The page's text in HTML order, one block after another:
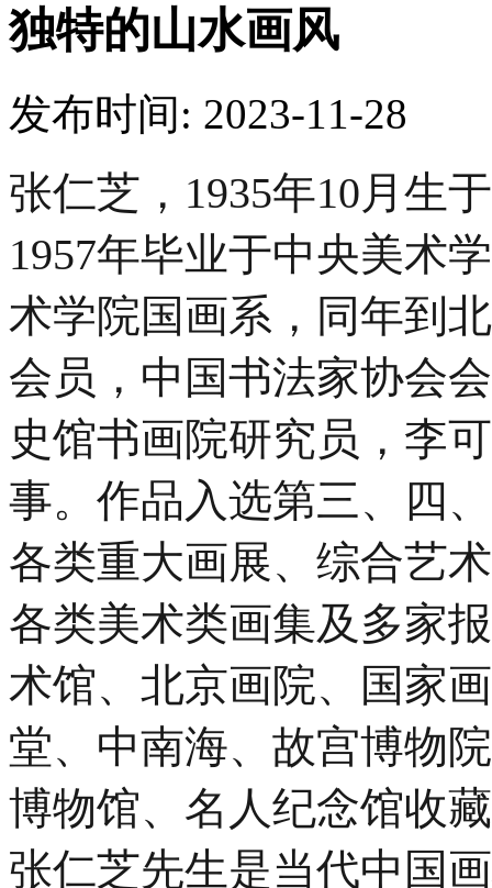
独特的山水画风
发布时间: 2023-11-28
张仁芝 ，1935年10月生
1957年毕业于中央美术
术学院国画系，同年到
会员，中国书法家协会
史馆书画院研究员，李
事。 作品入选第三、四
各类重大画展、综合艺
各类美术类画集及多家
术馆、北京画院、国家
堂、中南海、故宫博物
博物馆、名人纪念馆收
张仁芝先生是当代中国